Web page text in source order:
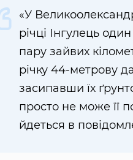
«У
річці Інгулець
пару зайвих
річку 44-метрову
засипавши їх
просто не може її
йдеться в